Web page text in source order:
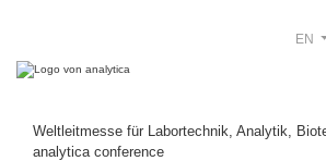
Weltleitmesse für Labortechnik, Analytik,
analytica conference
EN